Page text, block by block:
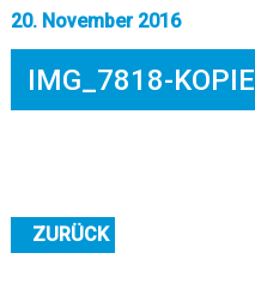
20. November 2016
IMG_7818-KOPIE
ZURÜCK